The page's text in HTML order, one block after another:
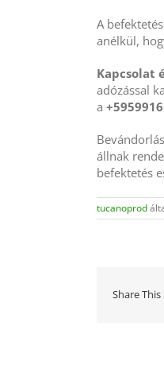
A
anélkül,
Kapcsolat
adózással
a
állnak
befektetés
tucanoprod
Share